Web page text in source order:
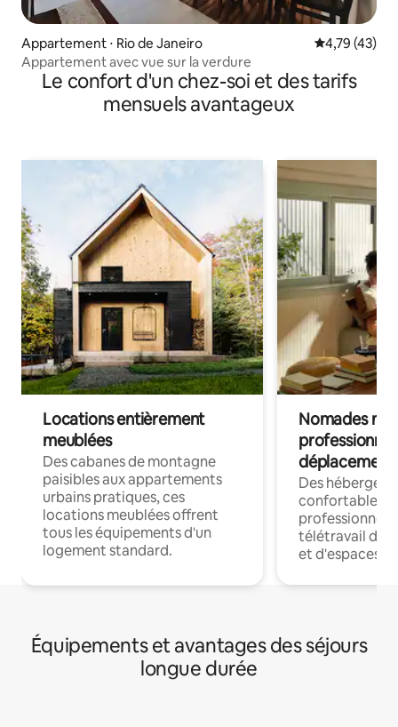
Appartement ⋅ Rio de Janeiro Évaluation
4,79 (43)
Appartement avec vue sur la verdure
Le confort d'un chez-soi et des tarifs
mensuels avantageux
Locations entièrement
meublées
Des cabanes de montagne
paisibles aux appartements
urbains pratiques, ces
locations meublées offrent
tous les équipements d'un
logement standard.
Nomades
déplacement
Des
confortables
professionnels
télétravail
et d'espaces
Équipements et avantages des séjours
longue durée